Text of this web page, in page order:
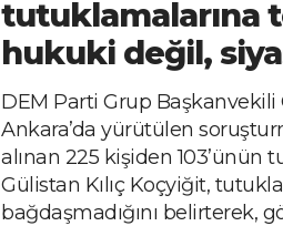
tutuklamalarına
hukuki değil,
DEM Parti Grup Başkanvekili
Ankara’da yürütülen
alınan 225 kişiden 103’ünün
Gülistan Kılıç Koçyiğit,
bağdaşmadığını belirterek,